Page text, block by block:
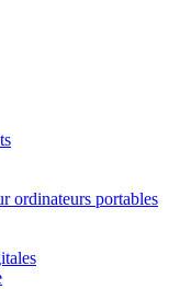
ordinateurs portables